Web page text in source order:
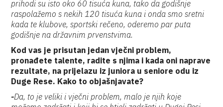
prihodi su isto oko 60 tisuća kuna, tako da godišnje
raspolažemo s nekih 120 tisuća kuna i onda smo sretni
kada te klubove, sportski rečeno, oderemo par puta
godišnje na državnim prvenstvima.
Kod vas je prisutan jedan vječni problem,
pronađete talente, radite s njima i kada oni naprave
rezultate, na prijelazu iz juniora u seniore odu iz
Duge Rese. Kako to objašnjavate?
-Da, to je veliki i vječni problem, malo je njih koje